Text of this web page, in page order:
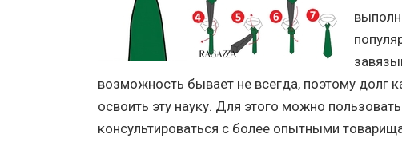
возможность бывает не всегда, поэтому долг
освоить эту науку. Для этого можно
консультироваться с более опытными